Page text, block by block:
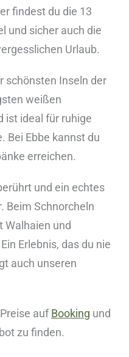
findest du die 13
und sicher auch die
Urlaub.
schönsten Inseln der
weißen
ist ideal für ruhige
Bei Ebbe kannst du
erreichen.
und ein echtes
Beim Schnorcheln
Walhaien und
Erlebnis, das du nie
auch unseren
aufBooking und
zu finden.